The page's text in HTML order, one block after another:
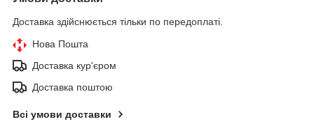
Доставка здійснюється тільки по передоплаті.
Нова Пошта
Доставка кур'єром
Доставка поштою
Всі умови доставки